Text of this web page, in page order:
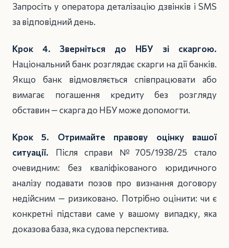
Запросіть у оператора деталізацію дзвінків і SMS
за відповідний день.
Крок 4. Зверніться до НБУ зі скаргою.
Національний банк розглядає скарги на дії банків.
Якщо банк відмовляється співпрацювати або
вимагає погашення кредиту без розгляду
обставин — скарга до НБУ може допомогти.
Крок 5. Отримайте правову оцінку вашої
ситуації. Після справи №705/1938/25 стало
очевидним: без кваліфікованого юридичного
аналізу подавати позов про визнання договору
недійсним — ризиковано. Потрібно оцінити: чи є
конкретні підстави саме у вашому випадку, яка
доказова база, яка судова перспектива.